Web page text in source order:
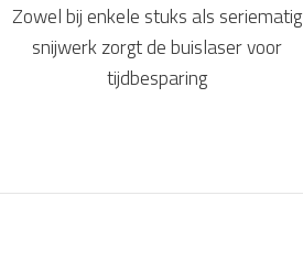
Zowel bij enkele stuks als seriematig
snijwerk zorgt de buislaser voor
tijdbesparing